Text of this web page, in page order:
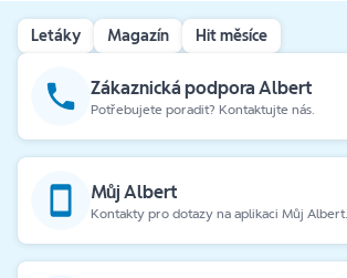
Letáky Magazín Hit měsíce
Zákaznická podpora Albert
Potřebujete poradit? Kontaktujte nás.
Můj Albert
Kontakty pro dotazy na aplikaci Můj Albert.